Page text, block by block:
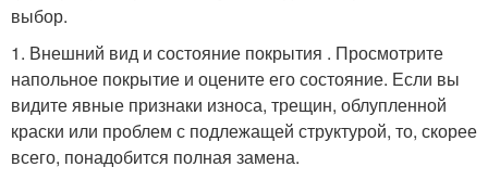
выбор.
1. Внешний вид и состояние покрытия . Просмотрите
напольное покрытие и оцените его состояние. Если вы
видите явные признаки износа, трещин, облупленной
краски или проблем с подлежащей структурой, то, скорее
всего, понадобится полная замена.